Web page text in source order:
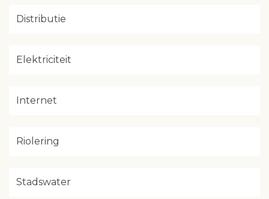
Distributie
Elektriciteit
Internet
Riolering
Stadswater